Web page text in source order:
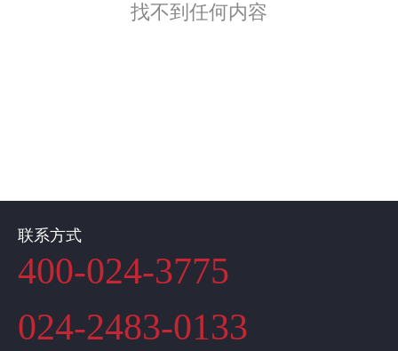
找不到任何内容
联系方式
400-024-3775
024-2483-0133